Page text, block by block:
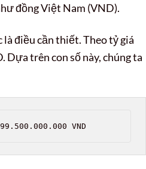
đồng Việt Nam (VND).
là điều cần thiết. Theo tỷ giá
trên con số này, chúng ta
VND